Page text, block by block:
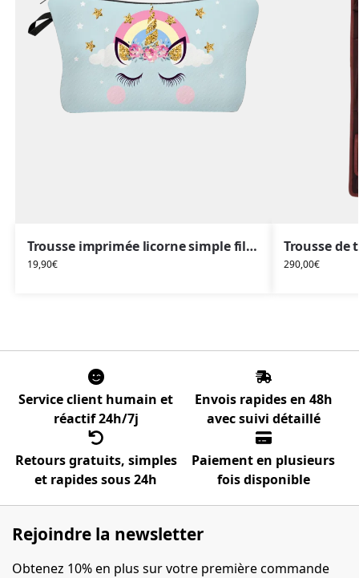
Trousse imprimée licorne simple fille de maquillage, toilette
19,90€ 290,00€
Service client humain et
réactif 24h/7j
Envois rapides en 48h
avec suivi détaillé
Retours gratuits, simples
et rapides sous 24h
Paiement en plusieurs
fois disponible
Rejoindre la newsletter
Obtenez 10% en plus sur votre première commande